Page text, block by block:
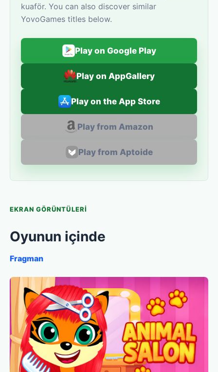
kuaför. You can also discover similar
YovoGames titles below.
Play on Google Play
Play on AppGallery
Play on the App Store
Play from Amazon
Play from Aptoide
EKRAN GÖRÜNTÜLERI
Oyunun içinde
Fragman